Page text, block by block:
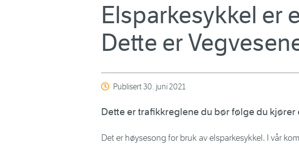
Elsparkesykkel er
Dette er
Publisert30. juni 2021
Dette er trafikkreglene du bør følge du kjører
Det er høysesong for bruk av elsparkesykkel. I vår